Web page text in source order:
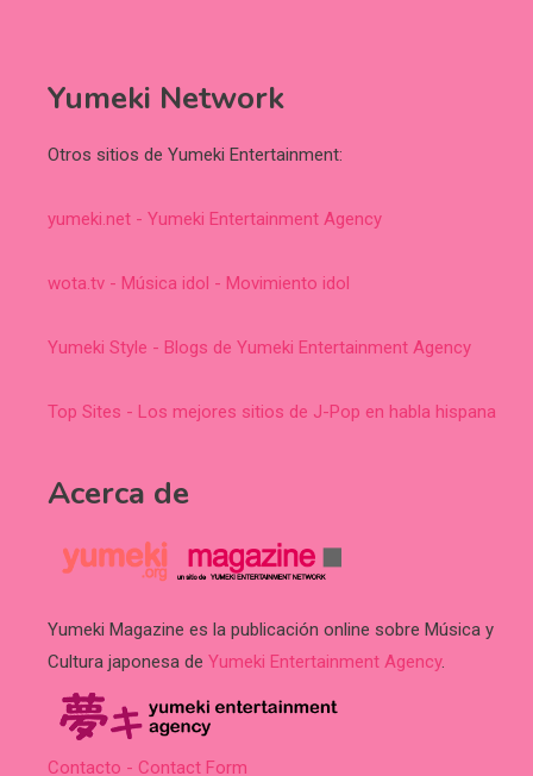
Yumeki Network
Otros sitios de Yumeki Entertainment:
yumeki.net - Yumeki Entertainment Agency
wota.tv - Música idol - Movimiento idol
Yumeki Style - Blogs de Yumeki Entertainment Agency
Top Sites - Los mejores sitios de J-Pop en habla hispana
Acerca de
Yumeki Magazine es la publicación online sobre Música y
Cultura japonesa de Yumeki Entertainment Agency.
Contacto - Contact Form